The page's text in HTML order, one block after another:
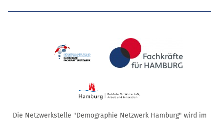
Die Netzwerkstelle "Demographie Netzwerk Hamburg" wird im